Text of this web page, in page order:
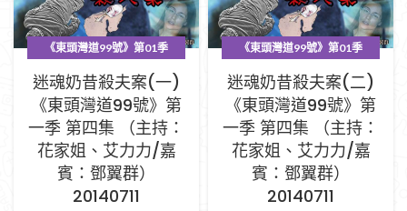
《東頭灣道99號》第01季
PART A (1-33集)
迷魂奶昔殺夫案(一)
《東頭灣道99號》第
一季 第四集 （主持：
花家姐、艾力力/嘉
賓：鄧翼群）
20140711
《東頭灣道99號》第01季
PART A (1-33集)
迷魂奶昔殺夫案(二)
《東頭灣道99號》第
一季 第四集 （主持：
花家姐、艾力力/嘉
賓：鄧翼群）
20140711